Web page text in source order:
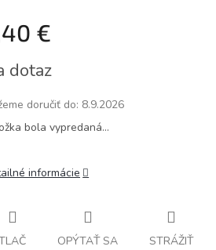
€
dotaz
doručiť do: 8.9.2026
bola vypredaná…
informácie
OPÝTAŤ SA STRÁŽIŤ